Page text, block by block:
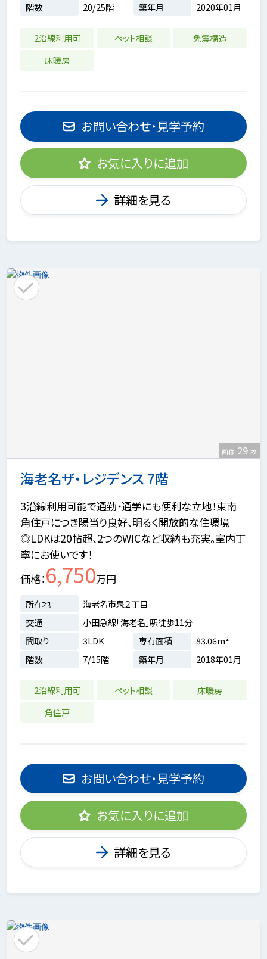
階数
20/25階 築年月 2020年01月
2沿線利用可 ペット相談
免震構造
床暖房
お問い合わせ・見学予約
お気に入りに追加
詳細を見る
海老名ザ・レジデンス 7階
画像 29 枚
3沿線利用可能で通勤・通学にも便利な立地！東南
角住戸につき陽当り良好、明るく開放的な住環境
◎LDKは20帖超、2つのWICなど収納も充実。室内丁
寧にお使いです！
価格 6,750万円
所在地
海老名市泉２丁目
交通
小田急線「海老名」駅徒歩11分
間取り
3LDK 専有面積
83.06m²
階数
7/15階 築年月 2018年01月
2沿線利用可 ペット相談
床暖房
角住戸
お問い合わせ・見学予約
お気に入りに追加
詳細を見る